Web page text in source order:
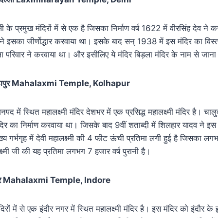
के प्रमुख मंदिरों में से एक है जिसका निर्माण वर्ष 1622 में वीरसिंह देव ने
जीर्णोद्धार करवाया था। इसके बाद सन् 1938 में इस मंदिर का
परिवार ने करवाया था। और इसीलिए ये मंदिर बिड़ला मंदिर के नाम से
Mahalaxmi Temple, Kolhapur
में स्थित महालक्ष्मी मंदिर देशभर में एक प्रसिद्ध महालक्ष्मी मंदिर है।
का निर्माण करवाया था। जिसके बाद 9वीं शताब्दी में शिलहार यादव ने इस
गर्भगृह में देवी महालक्ष्मी की 4 फीट ऊंची प्रतिमा लगी हुई है जिसका
जी की यह प्रतिमा लगभग 7 हजार वर्ष पुरानी है।
Mahalaxmi Temple, Indore
में से एक इंदौर नगर में स्थित महालक्ष्मी मंदिर है। इस मंदिर को इंदौर के